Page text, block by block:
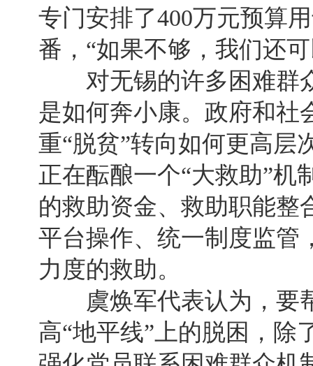
专门安排了400万元预算
番，“如果不够，我们还
对无锡的许多困难群
是如何奔小康。政府和社
重“脱贫”转向如何更高层
正在酝酿一个“大救助”机
的救助资金、救助职能整
平台操作、统一制度监管
力度的救助。
虞焕军代表认为，要
高“地平线”上的脱困，除